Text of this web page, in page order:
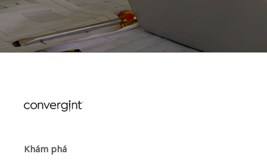
Khám phá